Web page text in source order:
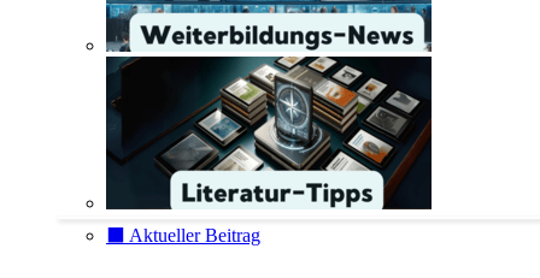
⬛️ Aktueller Beitrag